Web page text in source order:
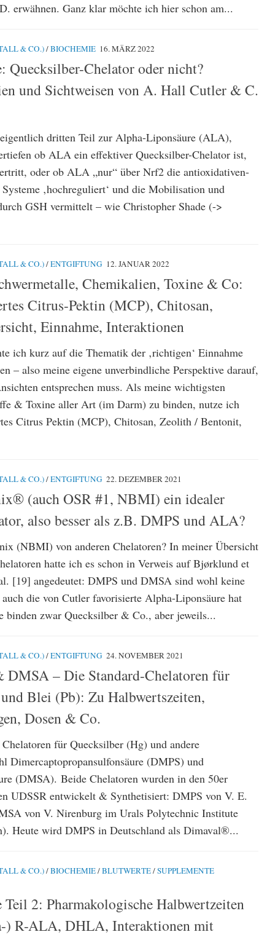
erwähnen. Ganz klar möchte ich hier schon am...
& CO.)/BIOCHEMIE 16. MÄRZ 2022
Quecksilber-Chelator oder nicht?
und Sichtweisen von A. Hall Cutler & C.
dritten Teil zur Alpha-Liponsäure (ALA),
ob ALA ein effektiver Quecksilber-Chelator ist,
oder ob ALA „nur“ über Nrf2 die antioxidativen-
‚hochreguliert‘ und die Mobilisation und
GSH vermittelt – wie Christopher Shade (->
& CO.)/ENTGIFTUNG 12. JANUAR 2022
Chemikalien, Toxine & Co:
Citrus-Pektin (MCP), Chitosan,
Einnahme, Interaktionen
ich kurz auf die Thematik der ‚richtigen‘ Einnahme
– also meine eigene unverbindliche Perspektive darauf,
entsprechen muss. Als meine wichtigsten
& Toxine aller Art (im Darm) zu binden, nutze ich
Citrus Pektin (MCP), Chitosan, Zeolith / Bentonit,
& CO.)/ENTGIFTUNG 22. DEZEMBER 2021
(auch OSR #1, NBMI) ein idealer
also besser als z.B. DMPS und ALA?
(NBMI) von anderen Chelatoren? In meiner Übersicht
hatte ich es schon in Verweis auf Bjørklund et
[19] angedeutet: DMPS und DMSA sind wohl keine
die von Cutler favorisierte Alpha-Liponsäure hat
binden zwar Quecksilber & Co., aber jeweils...
& CO.)/ENTGIFTUNG 24. NOVEMBER 2021
DMSA – Die Standard-Chelatoren für
Blei (Pb): Zu Halbwertszeiten,
Dosen & Co.
für Quecksilber (Hg) und andere
Dimercaptopropansulfonsäure (DMPS) und
(DMSA). Beide Chelatoren wurden in den 50er
UDSSR entwickelt & Synthetisiert: DMPS von V. E.
von V. Nirenburg im Urals Polytechnic Institute
Heute wird DMPS in Deutschland als Dimaval®...
& CO.)/BIOCHEMIE/BLUTWERTE/SUPPLEMENTE
2: Pharmakologische Halbwertzeiten
) R-ALA, DHLA, Interaktionen mit